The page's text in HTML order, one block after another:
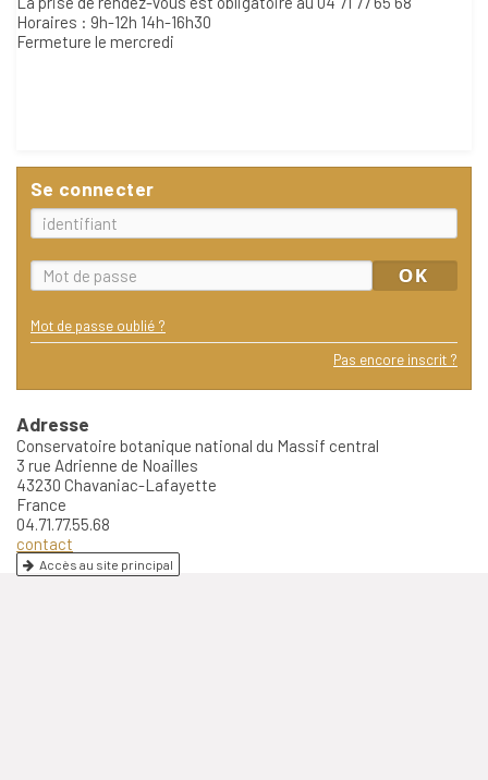
Horaires : 9h-12h 14h-16h30
Fermeture le mercredi
Se connecter
Mot de passe oublié ?
Pas encore inscrit ?
Adresse
Conservatoire botanique national du Massif central
3 rue Adrienne de Noailles
43230 Chavaniac-Lafayette
France
04.71.77.55.68
contact
Accès au site principal